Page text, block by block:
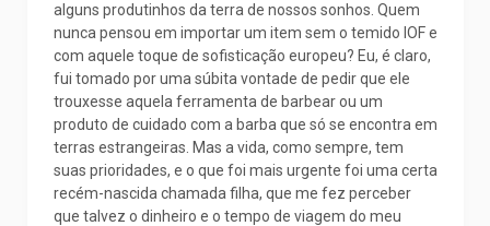
alguns produtinhos da terra de nossos sonhos. Quem
nunca pensou em importar um item sem o temido IOF e
com aquele toque de sofisticação europeu? Eu, é claro,
fui tomado por uma súbita vontade de pedir que ele
trouxesse aquela ferramenta de barbear ou um
produto de cuidado com a barba que só se encontra em
terras estrangeiras. Mas a vida, como sempre, tem
suas prioridades, e o que foi mais urgente foi uma certa
recém-nascida chamada filha, que me fez perceber
que talvez o dinheiro e o tempo de viagem do meu